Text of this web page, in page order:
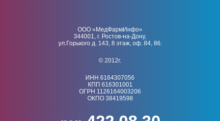
ООО «МедФармИнфо»
344001, г. Ростов-на-Дону,
ул.Горького д. 143, 8 этаж, оф. 84, 86.
© 2012г.
ИНН 6164307056
КПП 616301001
ОГРН 1126164003206
ОКПО 38419598